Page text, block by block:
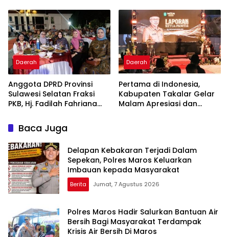
Pelayanan Kesehatan
Berkualitas
2026
Daerah
Anggota DPRD Provinsi
Sulawesi Selatan Fraksi
PKB, Hj. Fadilah Fahriana
Takalar Menyalakan
Lentera Pengabdian
Melalui Malam Apresiasi
dan Inovasi Award 2026
Daerah
Pertama di Indonesia,
Kabupaten Takalar Gelar
Malam Apresiasi dan
Baca Juga
Delapan Kebakaran Terjadi Dalam
Sepekan, Polres Maros Keluarkan
Imbauan kepada Masyarakat
Berita Jumat, 7 Agustus 2026
Polres Maros Hadir Salurkan Bantuan Air
Bersih Bagi Masyarakat Terdampak
Krisis Air Bersih Di Maros